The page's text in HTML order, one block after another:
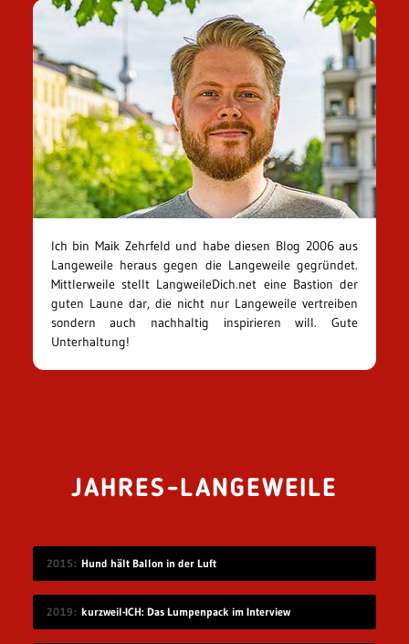
Ich bin Maik Zehrfeld und habe diesen Blog 2006 aus
Langeweile heraus gegen die Langeweile gegründet.
Mittlerweile stellt LangweileDich.net eine Bastion der
guten Laune dar, die nicht nur Langeweile vertreiben
sondern auch nachhaltig inspirieren will. Gute
Unterhaltung!
JAHRES-LANGEWEILE
2015 Hund hält Ballon in der Luft
2019 kurzweil-ICH: Das Lumpenpack im Interview